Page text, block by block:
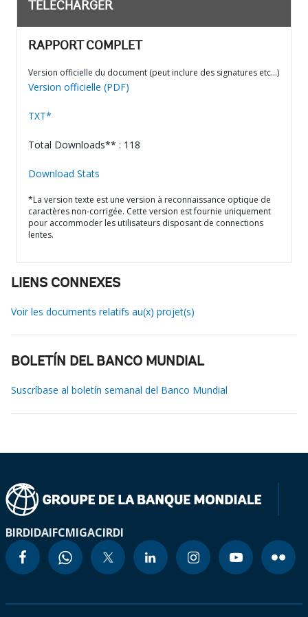
TÉLÉCHARGER
RAPPORT COMPLET
Version officielle du document (peut inclure des signatures etc…)
Version officielle (PDF)
TXT*
Total Downloads** : 118
Download Stats
*La version texte est une version à reconnaissance optique de
caractères non-corrigée. Cette version est fournie uniquement
pour accommoder les utilisateurs disposant de connections
lentes.
LIENS CONNEXES
Voir les documents relatifs au(x) projet(s)
BOLETÍN DEL BANCO MUNDIAL
Suscríbase al boletín semanal del Banco Mundial
BIRDIDAIFCMIGACIRDI